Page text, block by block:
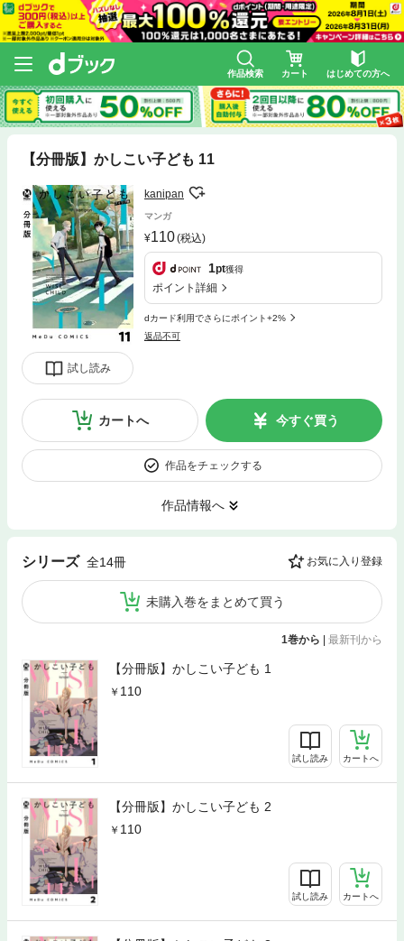
作品検索 カート はじめての方へ
【分冊版】かしこい子ども 11
試し読み
kanipan
マンガ
110(税込)
1pt獲得
ポイント詳細
dカード利用でさらにポイント+2%
返品不可
カートへ 今すぐ買う
作品をチェックする
作品情報へ
シリーズ 全14冊 お気に入り登録
未購入巻をまとめて買う
1巻から | 最新刊から
【分冊版】かしこい子ども 1
110
試し読み カートへ
【分冊版】かしこい子ども 2
110
試し読み カートへ